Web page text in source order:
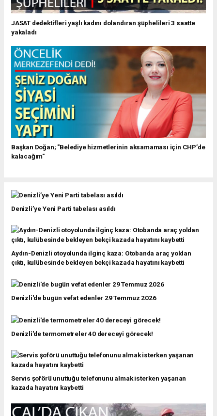
JASAT dedektifleri yaşlı kadını dolandıran şüphelileri 3 saatte
yakaladı
Başkan Doğan; "Belediye hizmetlerinin aksamaması için CHP’de
kalacağım"
Denizli’ye Yeni Parti tabelası asıldı
Aydın-Denizli otoyolunda ilginç kaza: Otobanda araç yoldan
çıktı, kulübesinde bekleyen bekçi kazada hayatını kaybetti
Denizli'de bugün vefat edenler 29 Temmuz 2026
Denizli'de termometreler 40 dereceyi görecek!
Servis şoförü unuttuğu telefonunu almak isterken yaşanan
kazada hayatını kaybetti